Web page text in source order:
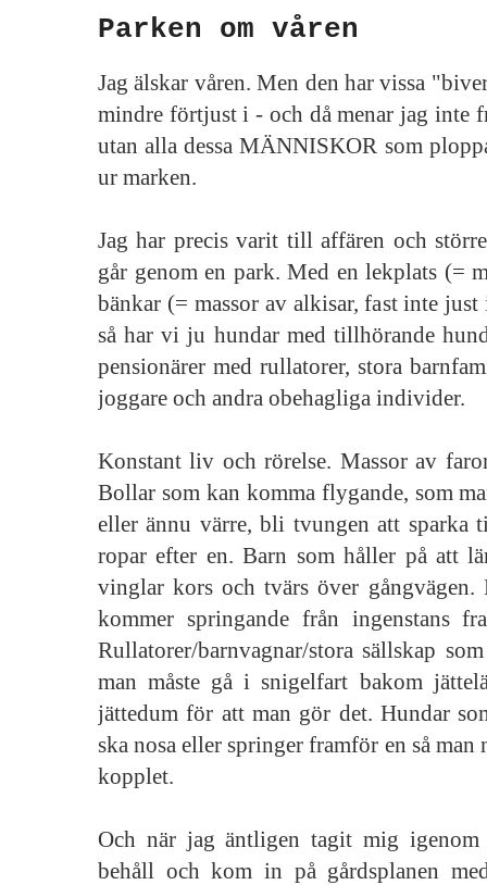
Parken om våren
Jag älskar våren. Men den har vissa
mindre förtjust i - och då menar jag inte
utan alla dessa MÄNNISKOR som
ur marken.
Jag har precis varit till affären och
går genom en park. Med en lekplats (=
bänkar (= massor av alkisar, fast inte
så har vi ju hundar med tillhörande
pensionärer med rullatorer, stora
joggare och andra obehagliga individer.
Konstant liv och rörelse. Massor av
Bollar som kan komma flygande, som
eller ännu värre, bli tvungen att sparka
ropar efter en. Barn som håller på att
vinglar kors och tvärs över gångvägen.
kommer springande från ingenstans
Rullatorer/barnvagnar/stora sällskap
man måste gå i snigelfart bakom
jättedum för att man gör det. Hundar
ska nosa eller springer framför en så man
kopplet.
Och när jag äntligen tagit mig
behåll och kom in på gårdsplanen